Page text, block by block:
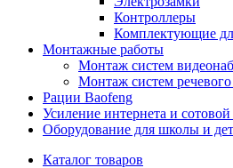
Контроллеры
Комплектующие
Монтажные работы
Монтаж систем
Монтаж систем
Рации Baofeng
Усиление интернета и сотовой
Оборудование для школы и
Каталог товаров